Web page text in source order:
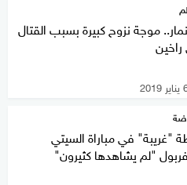
موجة نزوح كبيرة بسبب القتال
2019
"غريبة" في مباراة السيتي
"لم يشاهدها كثيرون"